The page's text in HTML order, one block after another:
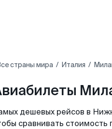
страны мира Италия
дешевых рейсов в
сравнивать